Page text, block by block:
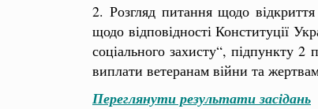
2. Розгляд питання щодо
щодо відповідності Конституції
соціального захисту“, підпункту
виплати ветеранам війни та
Переглянути результати засідань